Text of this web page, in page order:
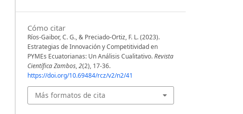
Cómo citar
Ríos-Gaibor, C. G., & Preciado-Ortiz, F. L. (2023).
Estrategias de Innovación y Competitividad en
PYMEs Ecuatorianas: Un Análisis Cualitativo.Revista
Científica Zambos,2(2), 17-36.
https://doi.org/10.69484/rcz/v2/n2/41
Más formatos de cita